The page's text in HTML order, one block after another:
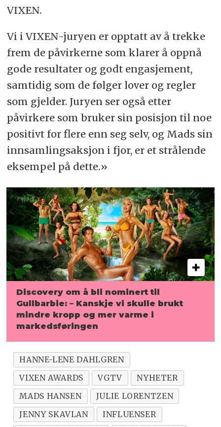
VIXEN.
Vi i VIXEN-juryen er opptatt av å trekke
frem de påvirkerne som klarer å oppnå
gode resultater og godt engasjement,
samtidig som de følger lover og regler
som gjelder. Juryen ser også etter
påvirkere som bruker sin posisjon til noe
positivt for flere enn seg selv, og Mads sin
innsamlingsaksjon i fjor, er et strålende
eksempel på dette.»
Discovery om å bli nominert til
Gullbarbie: – Kanskje vi skulle brukt
mindre kropp og mer varme i
markedsføringen
HANNE-LENE DAHLGREN
VIXEN AWARDS
VGTV
NYHETER
MADS HANSEN
JULIE LORENTZEN
JENNY SKAVLAN
INFLUENSER